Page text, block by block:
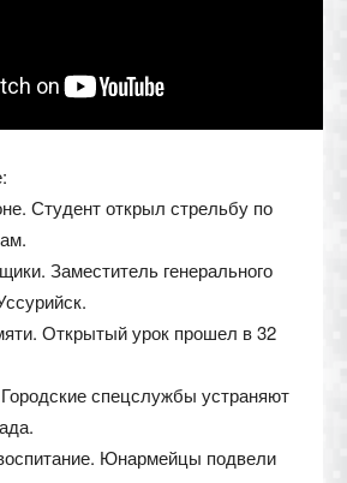
Студент открыл стрельбу по
Заместитель генерального
Открытый урок прошел в 32
спецслужбы устраняют
Юнармейцы подвели